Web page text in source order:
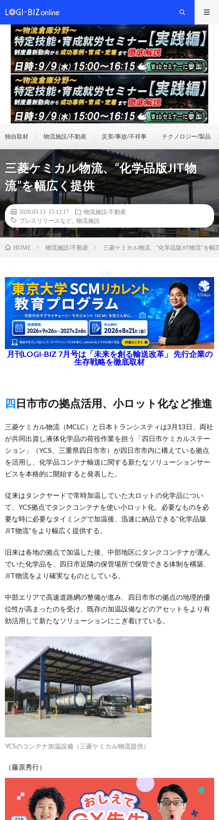
独自取材 物流施設/不動産 災害/事故/不祥事 テクノロジー/製品
三菱ケミカル物流、“化学品版JIT物
流”を幅広く提供
2020.03.13 15:12:17
物流施設/不動産
プレスリリースなど
物流施設
HOME 物流施設/不動産 三菱ケミカル物流、“化学品版JIT物流”を幅
月刊LOGI-BIZ 7月号は「未来を創る輸送改革」 先行企業の
生存戦略を徹底取材
四日市市の拠点活用、小ロット化など推進
三菱ケミカル物流（MCLC）と日本トランシスティは3月13日、両社
が共同出資し液体化学品の荷役作業を担う「四日市ケミカルステー
ション」（YCS、三重県四日市市）が四日市市内に構えている拠点
を活用し、化学品コンテナ輸送に関する新たなソリューションサー
ビスを本格的に開始すると発表した。
従来はタンクヤードで常時加温していた大ロットの化学品につい
て、YCS拠点でタンクコンテナを使い小ロット化。必要なものを必
要な時に必要なタイミングで加温後、迅速に納品できる“化学品版
JIT物流”をより幅広く提供する。
旧来は各地の拠点で加温した後、中部地区にタンクコンテナが運ん
でいた化学品を、四日市近隣の保管場所で保管できる体制を構築、
JIT物流をより確実なものとしている。
中部エリアで高速道路網の整備が進み、四日市市の拠点の地理的優
位性が高まったのを受け、既存の加温設備などのアセットをより有
効活用して新たなソリューションにこぎ着けている。
YCSのコンテナ加温設備（三菱ケミカル物流提供）
（藤原秀行）